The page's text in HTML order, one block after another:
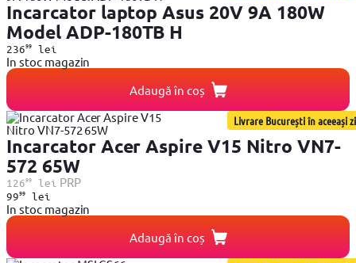
Incarcator laptop Asus 20V 9A 180W
Model ADP-180TB H
23699lei
In stoc magazin
Adaugă în coș
Livrare București în aceeași zi
Incarcator Acer Aspire V15 Nitro VN7-
572 65W
12699lei PRP
9999lei
In stoc magazin
Adaugă în coș